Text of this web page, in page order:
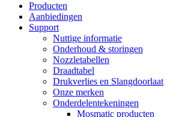
Producten
Aanbiedingen
Support
Nuttige informatie
Onderhoud & storingen
Nozzletabellen
Draadtabel
Drukverlies en Slangdoorlaat
Onze merken
Onderdelentekeningen
Mosmatic producten